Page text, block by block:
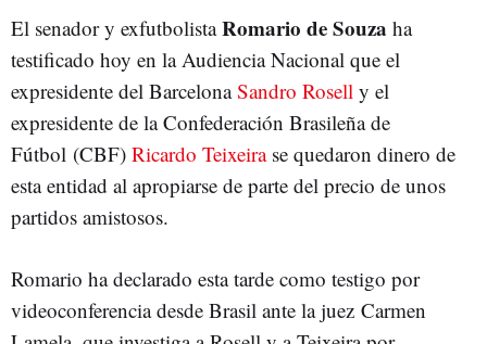
El senador y exfutbolistaRomario de Souza ha
testificado hoy en la Audiencia Nacional que el
expresidente del BarcelonaSandro Rosell y el
expresidente de la Confederación Brasileña de
Fútbol (CBF) Ricardo Teixeirase quedaron dinero de
esta entidad al apropiarse de parte del precio de unos
partidos amistosos.
Romario ha declarado esta tarde como testigo por
videoconferencia desde Brasil ante la juez Carmen